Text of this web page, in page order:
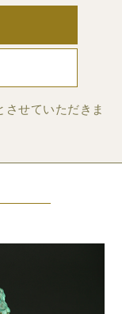
させていただきま